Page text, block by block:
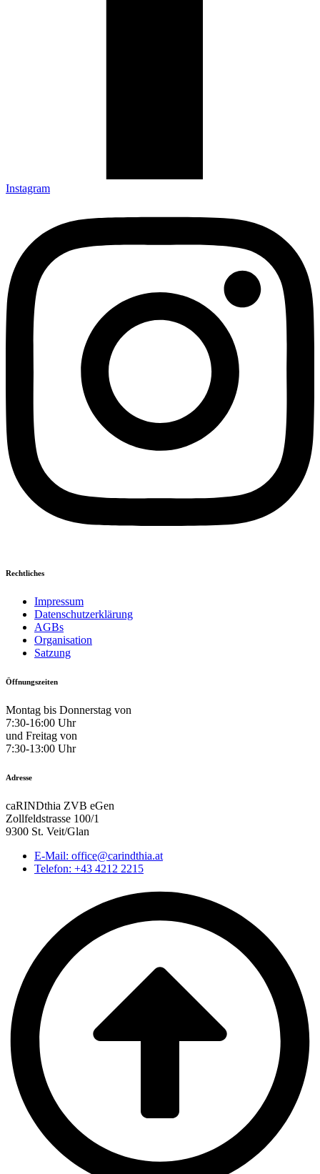
Instagram
Rechtliches
Impressum
Datenschutzerklärung
AGBs
Organisation
Satzung
Öffnungszeiten
Montag bis Donnerstag von
7:30-16:00 Uhr
und Freitag von
7:30-13:00 Uhr
Adresse
caRINDthia ZVB eGen
Zollfeldstrasse 100/1
9300 St. Veit/Glan
E-Mail: office@carindthia.at
Telefon: +43 4212 2215